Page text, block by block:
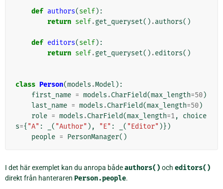
def authors(self):
return self.get_queryset() .authors()
def editors(self):
return self.get_queryset() .editors()
class Person(models .Model ):
first_name = models .CharField(max_length=50)
last_name = models .CharField(max_length=50)
role = models .CharField(max_length=1,
choice
s={ "A" : ( "Author" ), "E" : ( "Editor" )})
people = PersonManager()
I det här exemplet kan du anropa bådeauthors() och editors()
direkt från hanteraren Person.people.